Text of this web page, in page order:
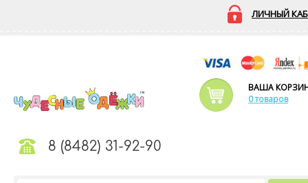
ЛИЧНЫЙ
8 (8482) 31-92-90
ВАША
0 товаров